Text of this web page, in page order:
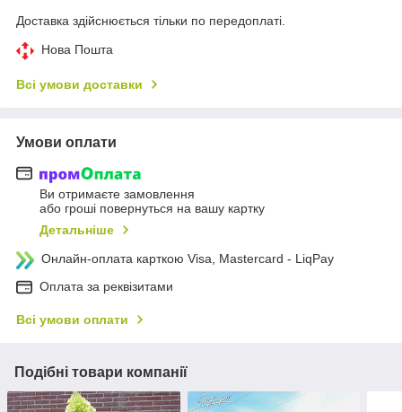
Доставка здійснюється тільки по передоплаті.
Нова Пошта
Всі умови доставки
Умови оплати
Ви отримаєте замовлення
або гроші повернуться на вашу картку
Детальніше
Онлайн-оплата карткою Visa, Mastercard - LiqPay
Оплата за реквізитами
Всі умови оплати
Подібні товари компанії